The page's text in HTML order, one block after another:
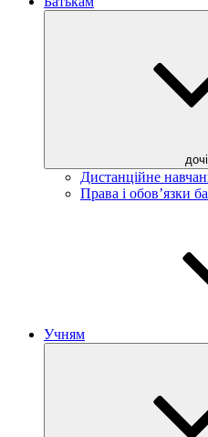
Дистанційне
Права і обов’язки
Учням